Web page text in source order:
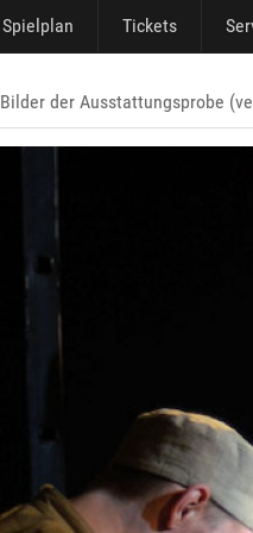
Spielplan Tickets
Bilder der Ausstattungsprobe